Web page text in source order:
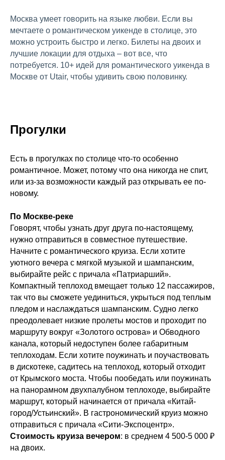
Москва умеет говорить на языке любви. Если вы
мечтаете о романтическом уикенде в столице, это
можно устроить быстро и легко. Билеты на двоих и
лучшие локации для отдыха – вот все, что
потребуется. 10+ идей для романтического уикенда в
Москве от Utair, чтобы удивить свою половинку.
Прогулки
Есть в прогулках по столице что-то особенно
романтичное. Может, потому что она никогда не спит,
или из-за возможности каждый раз открывать ее по-
новому.
По Москве-реке
Говорят, чтобы узнать друг друга по-настоящему,
нужно отправиться в совместное путешествие.
Начните с романтического круиза. Если хотите
уютного вечера с мягкой музыкой и шампанским,
выбирайте рейс с причала «Патриарший».
Компактный теплоход вмещает только 12 пассажиров,
так что вы сможете уединиться, укрыться под теплым
пледом и наслаждаться шампанским. Судно легко
преодолевает низкие пролеты мостов и проходит по
маршруту вокруг «Золотого острова» и Обводного
канала, который недоступен более габаритным
теплоходам. Если хотите поужинать и поучаствовать
в дискотеке, садитесь на теплоход, который отходит
от Крымского моста. Чтобы пообедать или поужинать
на панорамном двухпалубном теплоходе, выбирайте
маршрут, который начинается от причала «Китай-
город/Устьинский». В гастрономический круиз можно
отправиться с причала «Сити-Экспоцентр».
Стоимость круиза вечером: в среднем 4 500-5 000 ₽
на двоих.